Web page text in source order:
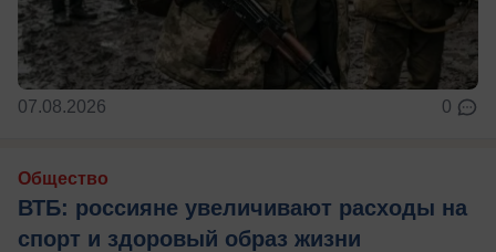
07.08.2026 0
Общество
ВТБ: россияне увеличивают расходы на
спорт и здоровый образ жизни